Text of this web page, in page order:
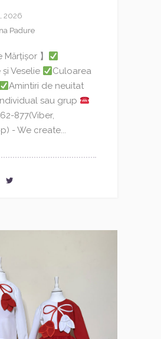
2026
Padure
Mărțișor 】
Veselie
Culoarea
Amintiri de neuitat
sau grup
877(Viber,
- We create...